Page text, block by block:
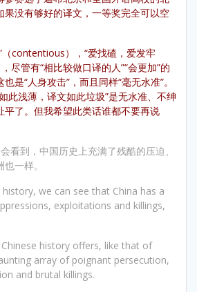
果没有够好的译文，一等奖完全可以空
（contentious），“爱找碴，爱发牢
尽管有“相比较做口译的人”“会更加”的
是“人身攻击”，而且同样“毫无水准”。
此浅薄，译文如此垃圾”是无水准、不绅
平了。但我希望此类话谁都不要再说
看到，中国历史上充满了残酷的压迫、
一样。
history, we can see that China has a
exploitations and killings,
history offers, like that of
array of poignant persecution,
and brutal killings.